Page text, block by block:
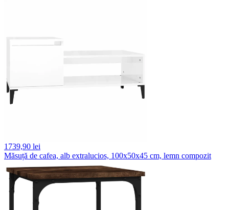
1739,90 lei
Măsuță de cafea, alb extralucios, 100x50x45 cm, lemn compozit